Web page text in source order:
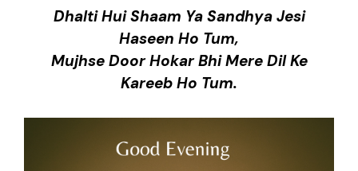
Dhalti Hui Shaam Ya Sandhya Jesi
Haseen Ho Tum,
Mujhse Door Hokar Bhi Mere Dil Ke
Kareeb Ho Tum.